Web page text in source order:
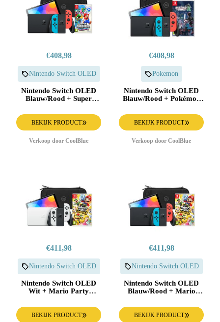
€408,98
Nintendo Switch OLED
Nintendo Switch OLED
Blauw/Rood + Super
BlueBuilt Beschermhoes
BEKIJK PRODUCT
Verkoop door CoolBlue
€408,98
Pokemon
Nintendo Switch OLED
Blauw/Rood + Pokémon
Beschermhoes
BEKIJK PRODUCT
Verkoop door CoolBlue
€411,98
Nintendo Switch OLED
Nintendo Switch OLED
Wit + Mario Party
Beschermhoes
BEKIJK PRODUCT
€411,98
Nintendo Switch OLED
Nintendo Switch OLED
Blauw/Rood + Mario
BlueBuilt Beschermhoes
BEKIJK PRODUCT